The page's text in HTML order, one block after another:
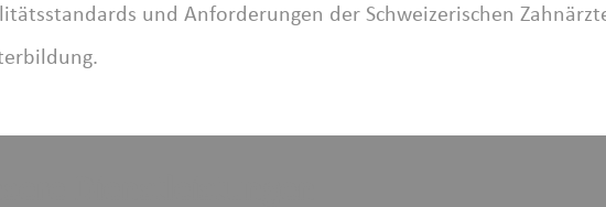
und Anforderungen der Schweizerischen